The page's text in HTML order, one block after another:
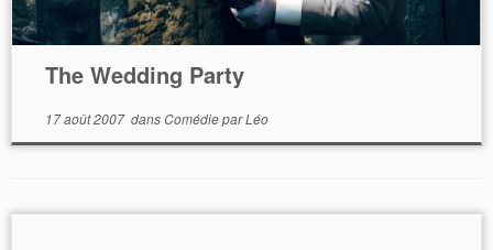
The Wedding Party
17 août 2007dansComédieparLéo